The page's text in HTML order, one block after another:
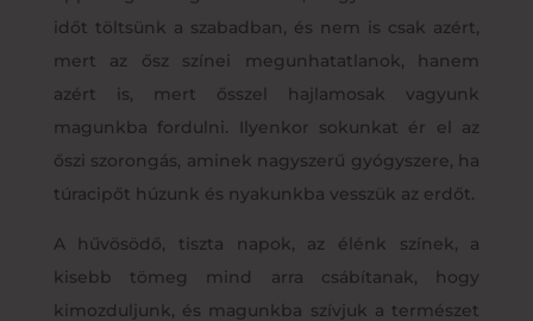
időt töltsünk a szabadban, és nem is csak azért,
mert az ősz színei megunhatatlanok, hanem
azért is, mert ősszel hajlamosak vagyunk
magunkba fordulni. Ilyenkor sokunkat ér el az
őszi szorongás, aminek nagyszerű gyógyszere, ha
túracipőt húzunk és nyakunkba vesszük az erdőt.
A hűvösödő, tiszta napok, az élénk színek, a
kisebb tömeg mind arra csábítanak, hogy
kimozduljunk, és magunkba szívjuk a természet